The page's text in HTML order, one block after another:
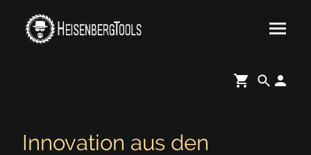
Innovation aus den